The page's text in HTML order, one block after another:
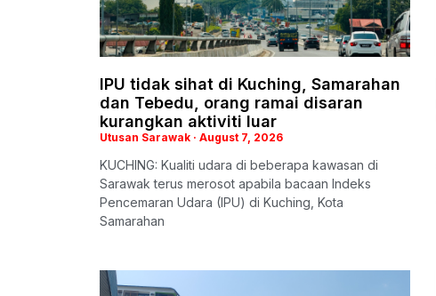
IPU tidak sihat di Kuching, Samarahan
dan Tebedu, orang ramai disaran
kurangkan aktiviti luar
Utusan Sarawak August 7, 2026
KUCHING: Kualiti udara di beberapa kawasan di
Sarawak terus merosot apabila bacaan Indeks
Pencemaran Udara (IPU) di Kuching, Kota
Samarahan